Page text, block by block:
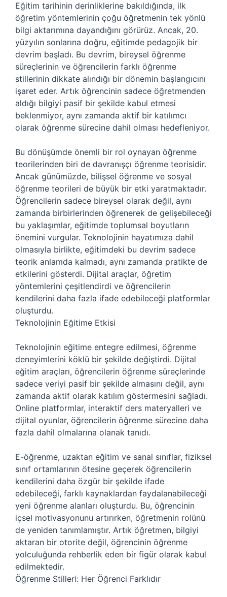
Eğitim tarihinin derinliklerine bakıldığında, ilk
öğretim yöntemlerinin çoğu öğretmenin tek yönlü
bilgi aktarımına dayandığını görürüz. Ancak, 20.
yüzyılın sonlarına doğru, eğitimde pedagojik bir
devrim başladı. Bu devrim, bireysel öğrenme
süreçlerinin ve öğrencilerin farklı öğrenme
stillerinin dikkate alındığı bir dönemin başlangıcını
işaret eder. Artık öğrencinin sadece öğretmenden
aldığı bilgiyi pasif bir şekilde kabul etmesi
beklenmiyor, aynı zamanda aktif bir katılımcı
olarak öğrenme sürecine dahil olması hedefleniyor.
Bu dönüşümde önemli bir rol oynayan öğrenme
teorilerinden biri de davranışçı öğrenme teorisidir.
Ancak günümüzde, bilişsel öğrenme ve sosyal
öğrenme teorileri de büyük bir etki yaratmaktadır.
Öğrencilerin sadece bireysel olarak değil, aynı
zamanda birbirlerinden öğrenerek de gelişebileceği
bu yaklaşımlar, eğitimde toplumsal boyutların
önemini vurgular. Teknolojinin hayatımıza dahil
olmasıyla birlikte, eğitimdeki bu devrim sadece
teorik anlamda kalmadı, aynı zamanda pratikte de
etkilerini gösterdi. Dijital araçlar, öğretim
yöntemlerini çeşitlendirdi ve öğrencilerin
kendilerini daha fazla ifade edebileceği platformlar
oluşturdu.
Teknolojinin Eğitime Etkisi
Teknolojinin eğitime entegre edilmesi, öğrenme
deneyimlerini köklü bir şekilde değiştirdi. Dijital
eğitim araçları, öğrencilerin öğrenme süreçlerinde
sadece veriyi pasif bir şekilde almasını değil, aynı
zamanda aktif olarak katılım göstermesini sağladı.
Online platformlar, interaktif ders materyalleri ve
dijital oyunlar, öğrencilerin öğrenme sürecine daha
fazla dahil olmalarına olanak tanıdı.
E-öğrenme, uzaktan eğitim ve sanal sınıflar, fiziksel
sınıf ortamlarının ötesine geçerek öğrencilerin
kendilerini daha özgür bir şekilde ifade
edebileceği, farklı kaynaklardan faydalanabileceği
yeni öğrenme alanları oluşturdu. Bu, öğrencinin
içsel motivasyonunu artırırken, öğretmenin rolünü
de yeniden tanımlamıştır. Artık öğretmen, bilgiyi
aktaran bir otorite değil, öğrencinin öğrenme
yolculuğunda rehberlik eden bir figür olarak kabul
edilmektedir.
Öğrenme Stilleri: Her Öğrenci Farklıdır